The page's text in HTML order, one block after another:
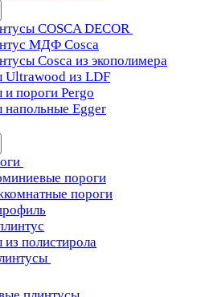
COSCA DECOR
МДФ Cosca
Cosca из экополимера
Ultrawood из LDF
пороги Pergo
напольные Egger
пороги
пороги
полистирола